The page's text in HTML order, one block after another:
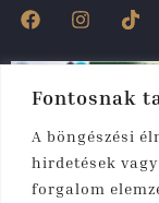
Fontosnak
A böngészési
hirdetések
forgalom